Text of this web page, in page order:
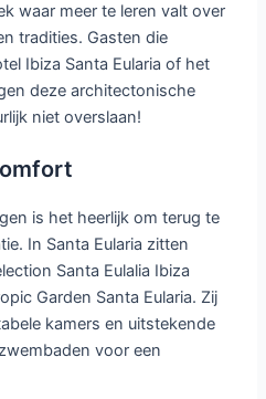
waar meer te leren valt over
tradities. Gasten die
Ibiza Santa Eularia of het
deze architectonische
niet overslaan!
is het heerlijk om terug te
In Santa Eularia zitten
Santa Eulalia Ibiza
Garden Santa Eularia. Zij
kamers en uitstekende
voor een